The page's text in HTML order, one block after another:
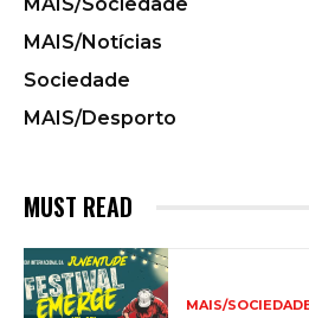
MAIS/Sociedade
MAIS/Notícias
Sociedade
MAIS/Desporto
MUST READ
MAIS/